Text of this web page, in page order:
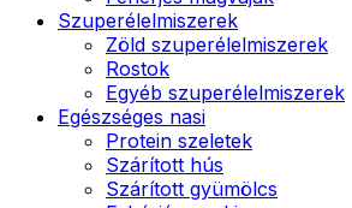
Szuperélelmiszerek
Zöld szuperélelmiszerek
Rostok
Egyéb szuperélelmiszerek
Egészséges nasi
Protein szeletek
Szárított hús
Szárított gyümölcs